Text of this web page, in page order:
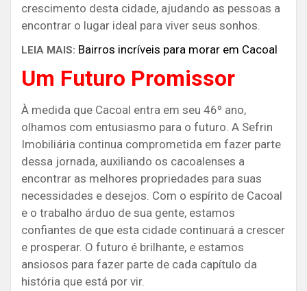
crescimento desta cidade, ajudando as pessoas a
encontrar o lugar ideal para viver seus sonhos.
LEIA MAIS: Bairros incríveis para morar em Cacoal
Um Futuro Promissor
À medida que Cacoal entra em seu 46º ano,
olhamos com entusiasmo para o futuro. A Sefrin
Imobiliária continua comprometida em fazer parte
dessa jornada, auxiliando os cacoalenses a
encontrar as melhores propriedades para suas
necessidades e desejos. Com o espírito de Cacoal
e o trabalho árduo de sua gente, estamos
confiantes de que esta cidade continuará a crescer
e prosperar. O futuro é brilhante, e estamos
ansiosos para fazer parte de cada capítulo da
história que está por vir.